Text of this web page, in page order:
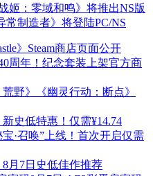
姬：零域和鸣》将推出NS版
制造者》将登陆PC/NS
》Steam商店页面公开
周年！纪念套装上架官方商
野》《幽灵行动：断点》
史低特惠！仅需¥14.74
·召唤”上线！首次开启仅需
8月7日史低佳作推荐